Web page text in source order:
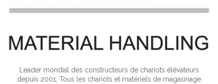
Leader mondial des constructeurs de chariots élévateurs
depuis 2001. Tous les chariots et matériels de magasinage